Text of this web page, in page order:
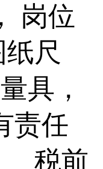
岗位
尺
具，
责任
税前